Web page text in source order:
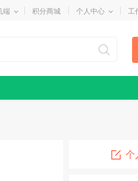
端 积分商城 个人中心 工
个